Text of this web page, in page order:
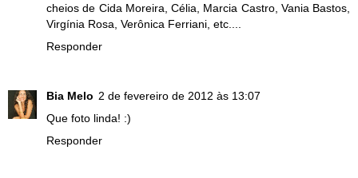
cheios de Cida Moreira, Célia, Marcia Castro, Vania Bastos,
Virgínia Rosa, Verônica Ferriani, etc....
Responder
Bia Melo 2 de fevereiro de 2012 às 13:07
Que foto linda! :)
Responder